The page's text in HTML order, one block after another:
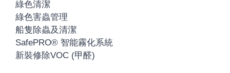
綠色清潔
綠色害蟲管理
船隻除蟲及清潔
SafePRO® 智能霧化系統
新裝修除VOC (甲醛)